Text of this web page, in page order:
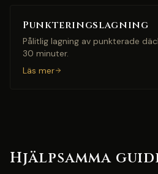
Punkteringslagning
Pålitlig lagning av punkterade
30 minuter.
Läs mer
Hjälpsamma